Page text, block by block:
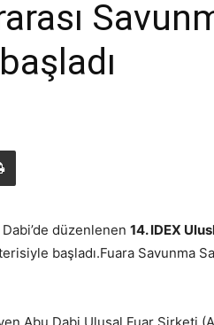
düzenlenen 14. IDEX
başladı.Fuara Savunma